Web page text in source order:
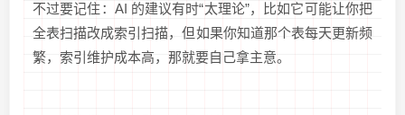
不过要记住：AI 的建议有时“太理论”，比如它可能让你把
全表扫描改成索引扫描，但如果你知道那个表每天更新频
繁，索引维护成本高，那就要自己拿主意。